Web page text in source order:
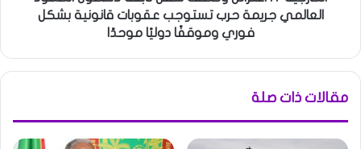
العالمي جريمة حرب تستوجب عقوبات قانونية بشكل
فوري وموقفًا دوليًا موحدًا
مقالات ذات صلة